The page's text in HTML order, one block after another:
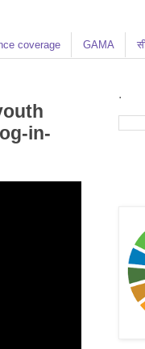
coverage GAMA
in-
.